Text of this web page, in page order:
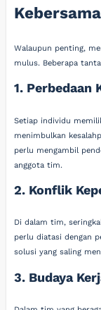
Walaupun penting,
mulus. Beberapa
1. Perbedaan
Setiap individu
menimbulkan
perlu mengambil
anggota tim.
2. Konflik
Di dalam tim,
perlu diatasi dengan
solusi yang saling
3. Budaya